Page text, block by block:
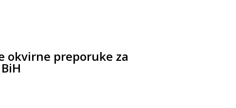
okvirne preporuke za